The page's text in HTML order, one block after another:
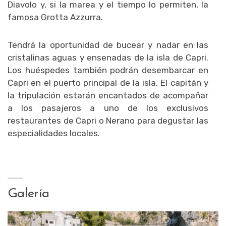
Diavolo y, si la marea y el tiempo lo permiten, la
famosa Grotta Azzurra.
Tendrá la oportunidad de bucear y nadar en las
cristalinas aguas y ensenadas de la isla de Capri.
Los huéspedes también podrán desembarcar en
Capri en el puerto principal de la isla. El capitán y
la tripulación estarán encantados de acompañar
a los pasajeros a uno de los exclusivos
restaurantes de Capri o Nerano para degustar las
especialidades locales.
Galería